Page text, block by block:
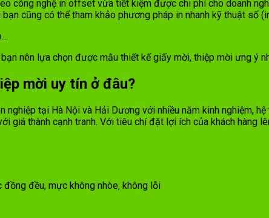
công nghệ in offset vừa tiết kiệm được chi phí cho doanh
cũng có thể tham khảo phương pháp in nhanh kỹ thuật số
nên lựa chọn được mẫu thiết kế giấy mời, thiệp mời ưng ý
mời uy tín ở đâu?
tại Hà Nội và Hải Dương với nhiều năm kinh nghiệm,
giá thành cạnh tranh. Với tiêu chí đặt lợi ích của khách hàng
đồng đều, mực không nhòe, không lỗi